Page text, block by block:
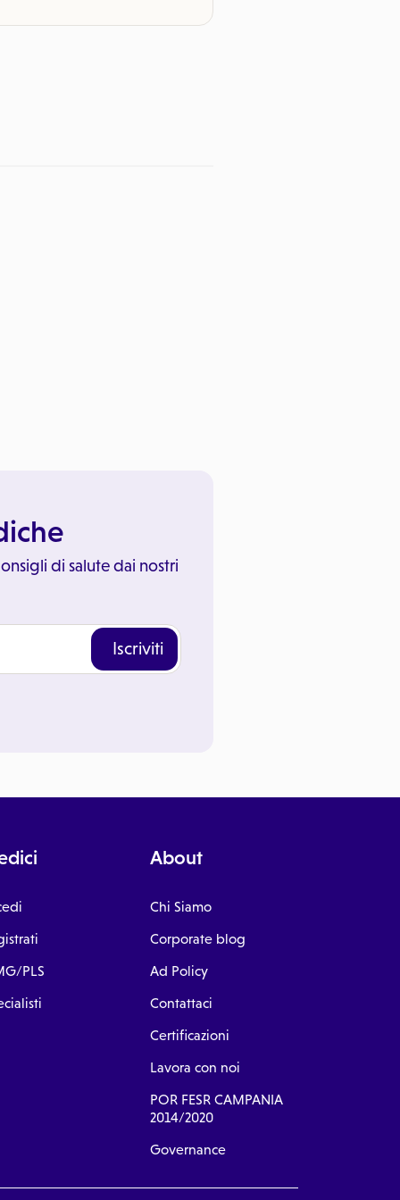
di salute dai nostri
Iscriviti
PLS
About
Chi Siamo
Corporate blog
Ad Policy
Contattaci
Certificazioni
Lavora con noi
POR FESR CAMPANIA
2014/2020
Governance